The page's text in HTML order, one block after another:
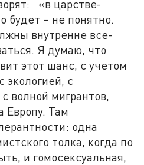
«в царстве-
будет – не понятно.
внутренне все-
Я думаю, что
этот шанс, с учетом
экологией, с
волной мигрантов,
Европу. Там
одна
толка, когда по
и гомосексуальная,